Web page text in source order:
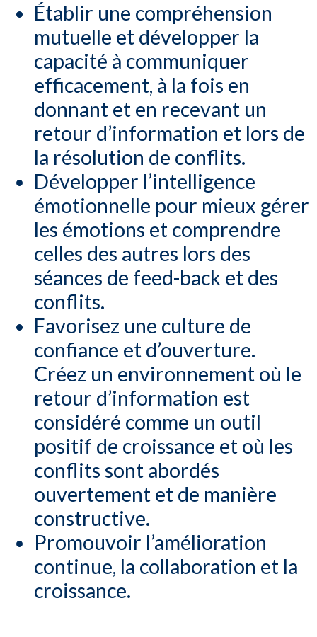
Établir une compréhension
mutuelle et développer la
capacité à communiquer
efficacement, à la fois en
donnant et en recevant un
retour d’information et lors de
la résolution de conflits.
Développer l’intelligence
émotionnelle pour mieux gérer
les émotions et comprendre
celles des autres lors des
séances de feed-back et des
conflits.
Favorisez une culture de
confiance et d’ouverture.
Créez un environnement où le
retour d’information est
considéré comme un outil
positif de croissance et où les
conflits sont abordés
ouvertement et de manière
constructive.
Promouvoir l’amélioration
continue, la collaboration et la
croissance.